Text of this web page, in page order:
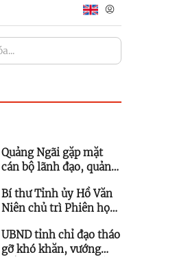
Quảng Ngãi gặp mặt
cán bộ lãnh đạo, quản
Thường vụ Tỉnh ủy
quản lý được quy hoạch
Bí thư Tỉnh ủy Hồ Văn
Niên chủ trì Phiên họp
trình trọng điểm
UBND tỉnh chỉ đạo tháo
gỡ khó khăn, vướng